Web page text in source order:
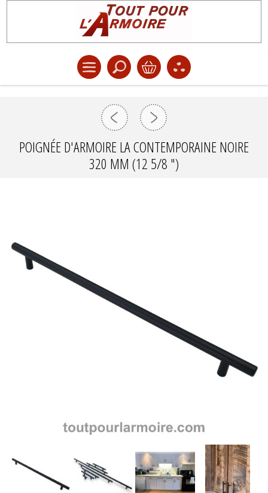
POIGNÉE D'ARMOIRE LA CONTEMPORAINE NOIRE
320 MM (12 5/8 ")